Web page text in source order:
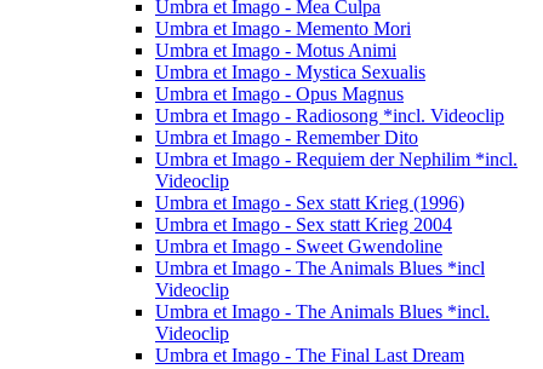
Umbra et Imago - Mea Culpa
Umbra et Imago - Memento Mori
Umbra et Imago - Motus Animi
Umbra et Imago - Mystica Sexualis
Umbra et Imago - Opus Magnus
Umbra et Imago - Radiosong *incl. Videoclip
Umbra et Imago - Remember Dito
Umbra et Imago - Requiem der Nephilim *incl.
Videoclip
Umbra et Imago - Sex statt Krieg (1996)
Umbra et Imago - Sex statt Krieg 2004
Umbra et Imago - Sweet Gwendoline
Umbra et Imago - The Animals Blues *incl
Videoclip
Umbra et Imago - The Animals Blues *incl.
Videoclip
Umbra et Imago - The Final Last Dream